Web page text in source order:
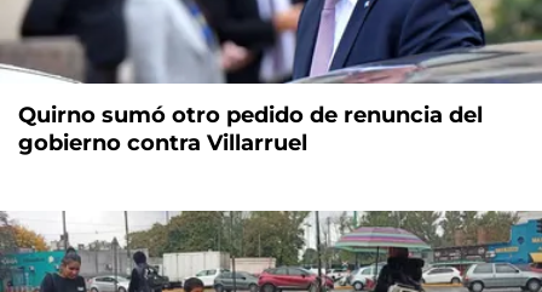
Quirno sumó otro pedido de renuncia del
gobierno contra Villarruel